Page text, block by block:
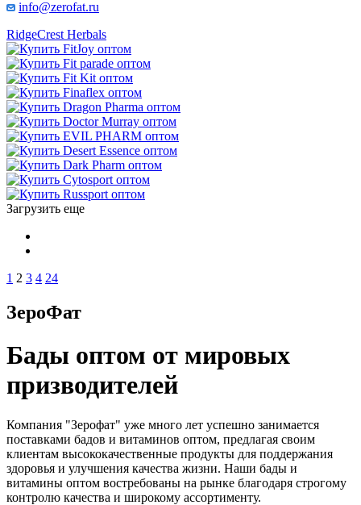
info@zerofat.ru
RidgeCrest Herbals
Загрузить еще
1 2 3 4 24
ЗероФат
Бады оптом от мировых
призводителей
Компания "Зерофат" уже много лет успешно занимается
поставками бадов и витаминов оптом, предлагая своим
клиентам высококачественные продукты для поддержания
здоровья и улучшения качества жизни. Наши бады и
витамины оптом востребованы на рынке благодаря строгому
контролю качества и широкому ассортименту.